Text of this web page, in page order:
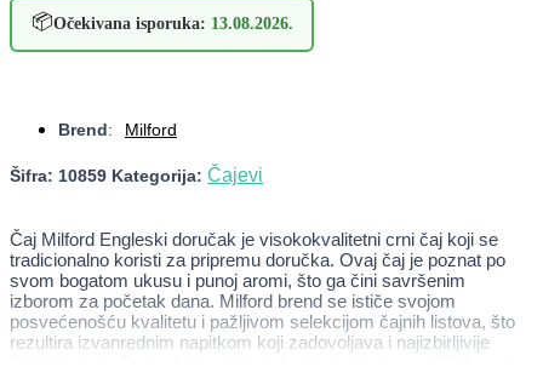
📦Očekivana isporuka: 13.08.2026.
Brend: Milford
Šifra: 10859 Kategorija: Čajevi
Čaj Milford Engleski doručak je visokokvalitetni crni čaj koji se
tradicionalno koristi za pripremu doručka. Ovaj čaj je poznat po
svom bogatom ukusu i punoj aromi, što ga čini savršenim
izborom za početak dana. Milford brend se ističe svojom
posvećenošću kvalitetu i pažljivom selekcijom čajnih listova, što
rezultira izvanrednim napitkom koji zadovoljava i najizbirljivije